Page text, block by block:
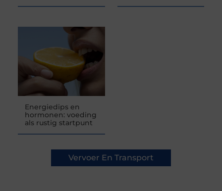
Energiedips en
hormonen: voeding
als rustig startpunt
Vervoer En Transport